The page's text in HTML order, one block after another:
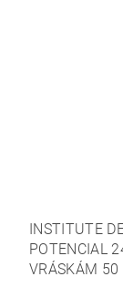
INSTITUTE
POTENCIAL
VRÁSKÁM 50